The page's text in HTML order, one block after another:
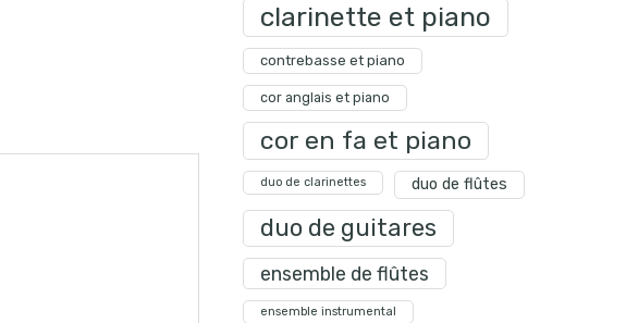
clarinette et piano
contrebasse et piano
cor anglais et piano
cor en fa et piano
duo de clarinettes duo de flûtes
duo de guitares
ensemble de flûtes
ensemble instrumental